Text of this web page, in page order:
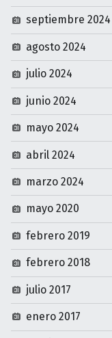
septiembre 2024
agosto 2024
julio 2024
junio 2024
mayo 2024
abril 2024
marzo 2024
mayo 2020
febrero 2019
febrero 2018
julio 2017
enero 2017